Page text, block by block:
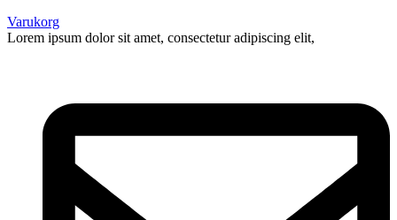
Varukorg
Lorem ipsum dolor sit amet, consectetur adipiscing elit,